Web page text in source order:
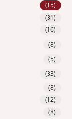
(15)
(31)
(16)
(8)
(5)
(33)
(8)
(12)
(8)